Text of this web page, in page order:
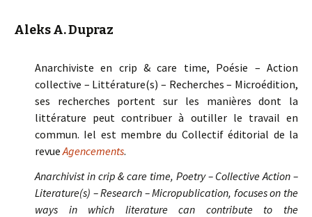
Aleks A. Dupraz
Anarchiviste en crip & care time, Poésie – Action
collective – Littérature(s) – Recherches – Microédition,
ses recherches portent sur les manières dont la
littérature peut contribuer à outiller le travail en
commun. Iel est membre du Collectif éditorial de la
revueAgencements.
Anarchivist in crip & care time, Poetry – Collective Action –
Literature(s) – Research – Micropublication, focuses on the
ways in which literature can contribute to the